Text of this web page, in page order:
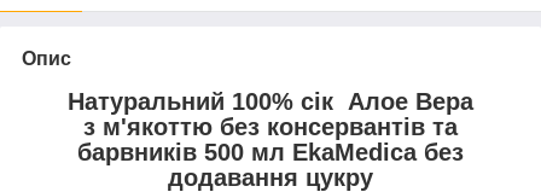
Опис
Натуральний 100% сік Алое Вера
з м'якоттю без консервантів та
барвників 500 мл EkaMedica без
додавання цукру